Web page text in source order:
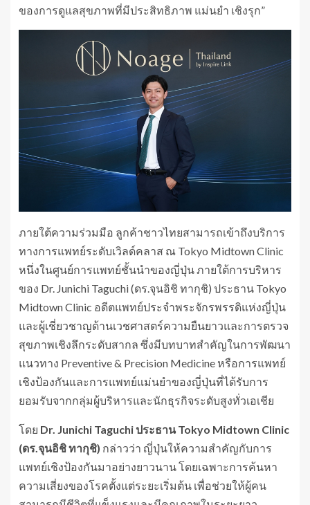
ของการดูแลสุขภาพที่มีประสิทธิภาพ แม่นยำ เชิงรุก”
ภายใต้ความร่วมมือ ลูกค้าชาวไทยสามารถเข้าถึงบริการ
ทางการแพทย์ระดับเวิลด์คลาส ณ Tokyo Midtown Clinic
หนึ่งในศูนย์การแพทย์ชั้นนำของญี่ปุ่น ภายใต้การบริหาร
ของ Dr. Junichi Taguchi (ดร.จุนอิชิ ทากุชิ) ประธาน Tokyo
Midtown Clinic อดีตแพทย์ประจำพระจักรพรรดิแห่งญี่ปุ่น
และผู้เชี่ยวชาญด้านเวชศาสตร์ความยืนยาวและการตรวจ
สุขภาพเชิงลึกระดับสากล ซึ่งมีบทบาทสำคัญในการพัฒนา
แนวทาง Preventive & Precision Medicine หรือการแพทย์
เชิงป้องกันและการแพทย์แม่นยำของญี่ปุ่นที่ได้รับการ
ยอมรับจากกลุ่มผู้บริหารและนักธุรกิจระดับสูงทั่วเอเชีย
โดย Dr. Junichi Taguchi ประธาน Tokyo Midtown Clinic
(ดร.จุนอิชิ ทากุชิ) กล่าวว่า ญี่ปุ่นให้ความสำคัญกับการ
แพทย์เชิงป้องกันมาอย่างยาวนาน โดยเฉพาะการค้นหา
ความเสี่ยงของโรคตั้งแต่ระยะเริ่มต้น เพื่อช่วยให้ผู้คน